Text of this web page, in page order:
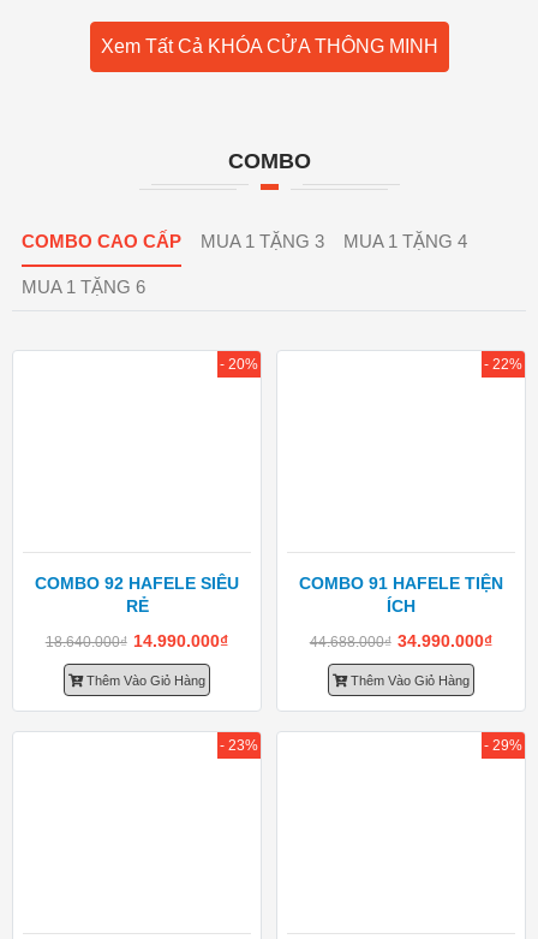
Xem Tất Cả KHÓA CỬA THÔNG MINH
COMBO
COMBO CAO CẤP MUA 1 TẶNG 3 MUA 1 TẶNG 4
MUA 1 TẶNG 6
COMBO 92 HAFELE SIÊU
RẺ
18.640.000₫ 14.990.000₫
Thêm Vào Giỏ Hàng
- 20%
COMBO 91 HAFELE TIỆN
ÍCH
44.688.000₫ 34.990.000₫
Thêm Vào Giỏ Hàng
- 22%
- 23% - 29%